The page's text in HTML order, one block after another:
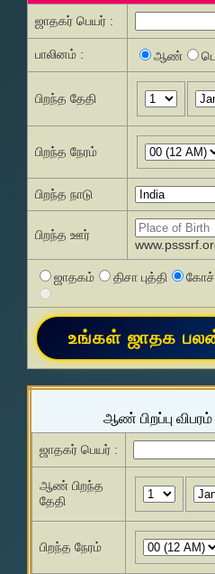
ஜாதகர் பெயர் :
பாலினம் : ஆண்
பிறந்த தேதி
பிறந்த நேரம்
பிறந்த நாடு
பிறந்த ஊர்
ஜாதகம் திசா புத்தி
ஆண் பிறப்பு
ஜாதகர் பெயர் :
ஆண் பிறந்த
தேதி
பிறந்த நேரம்